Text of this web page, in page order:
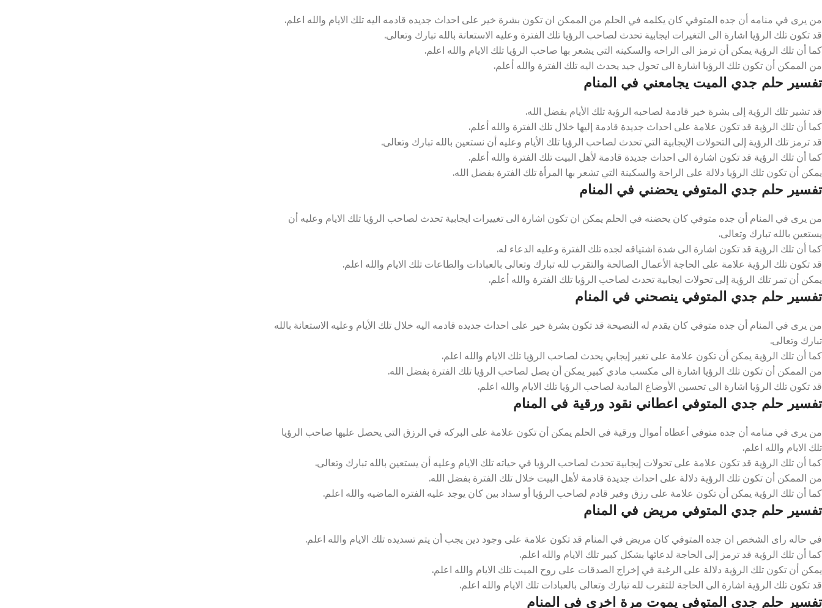
من يرى في منامه أن جده المتوفي كان يكلمه في الحلم من الممكن ان تكون بشرة خير على احداث جديده قادمه اليه تلك الايام والله اعلم.
قد تكون تلك الرؤيا اشارة الى التغيرات ايجابية تحدث لصاحب الرؤيا تلك الفترة وعليه الاستعانة بالله تبارك وتعالى.
كما أن تلك الرؤية يمكن أن ترمز الى الراحه والسكينه التي يشعر بها صاحب الرؤيا تلك الايام والله اعلم.
من الممكن أن تكون تلك الرؤيا اشارة الى تحول جيد يحدث اليه تلك الفترة والله أعلم.
تفسير حلم جدي الميت يجامعني في المنام
قد تشير تلك الرؤية إلى بشرة خير قادمة لصاحبه الرؤية تلك الأيام بفضل الله.
كما أن تلك الرؤية قد تكون علامة على احداث جديدة قادمة إليها خلال تلك الفترة والله أعلم.
قد ترمز تلك الرؤية إلى التحولات الإيجابية التي تحدث لصاحب الرؤيا تلك الأيام وعليه أن نستعين بالله تبارك وتعالى.
كما أن تلك الرؤية قد تكون اشارة الى احداث جديدة قادمة لأهل البيت تلك الفترة والله أعلم.
يمكن أن تكون تلك الرؤيا دلالة على الراحة والسكينة التي تشعر بها المرأة تلك الفترة بفضل الله.
تفسير حلم جدي المتوفي يحضني في المنام
من يرى في المنام أن جده متوفي كان يحضنه في الحلم يمكن ان تكون اشارة الى تغييرات ايجابية تحدث لصاحب الرؤيا تلك الايام وعليه أن
يستعين بالله تبارك وتعالى.
كما أن تلك الرؤية قد تكون اشارة الى شدة اشتياقه لجده تلك الفترة وعليه الدعاء له.
قد تكون تلك الرؤية علامة على الحاجة الأعمال الصالحة والتقرب لله تبارك وتعالى بالعبادات والطاعات تلك الايام والله اعلم.
يمكن أن تمر تلك الرؤية إلى تحولات ايجابية تحدث لصاحب الرؤيا تلك الفترة والله أعلم.
تفسير حلم جدي المتوفي ينصحني في المنام
من يرى في المنام أن جده متوفي كان يقدم له النصيحة قد تكون بشرة خير على احداث جديده قادمه اليه خلال تلك الأيام وعليه الاستعانة بالله
تبارك وتعالى.
كما أن تلك الرؤية يمكن أن تكون علامة على تغير إيجابي يحدث لصاحب الرؤيا تلك الايام والله اعلم.
من الممكن أن تكون تلك الرؤيا اشارة الى مكسب مادي كبير يمكن أن يصل لصاحب الرؤيا تلك الفترة بفضل الله.
قد تكون تلك الرؤيا اشارة الى تحسين الأوضاع المادية لصاحب الرؤيا تلك الايام والله اعلم.
تفسير حلم جدي المتوفي اعطاني نقود ورقية في المنام
من يرى في منامه أن جده متوفي أعطاه أموال ورقية في الحلم يمكن أن تكون علامة على البركه في الرزق التي يحصل عليها صاحب الرؤيا
تلك الايام والله اعلم.
كما أن تلك الرؤية قد تكون علامة على تحولات إيجابية تحدث لصاحب الرؤيا في حياته تلك الايام وعليه أن يستعين بالله تبارك وتعالى.
من الممكن أن تكون تلك الرؤية دلالة على احداث جديدة قادمة لأهل البيت خلال تلك الفترة بفضل الله.
كما أن تلك الرؤية يمكن أن تكون علامة على رزق وفير قادم لصاحب الرؤيا أو سداد بين كان يوجد عليه الفتره الماضيه والله اعلم.
تفسير حلم جدي المتوفي مريض في المنام
في حاله راى الشخص ان جده المتوفي كان مريض في المنام قد تكون علامة على وجود دين يجب أن يتم تسديده تلك الايام والله اعلم.
كما أن تلك الرؤية قد ترمز إلى الحاجة لدعائها بشكل كبير تلك الايام والله اعلم.
يمكن أن تكون تلك الرؤية دلالة على الرغبة في إخراج الصدقات على روح الميت تلك الايام والله اعلم.
قد تكون تلك الرؤية اشارة الى الحاجة للتقرب لله تبارك وتعالى بالعبادات تلك الايام والله اعلم.
تفسير حلم جدي المتوفى يموت مرة اخرى في المنام